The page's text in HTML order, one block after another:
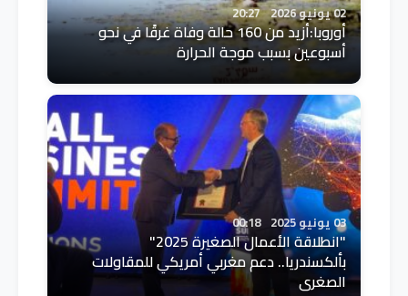
02 يونيو 2026 20:27
أوروبا:أزيد من 160 حالة وفاة غرقًا في نحو
أسبوعين بسبب موجة الحرارة
03 يونيو 2025 00:18
"انطلاقة الأعمال الصغيرة 2025"
بألكسندريا.. دعم مغربي أمريكي للمقاولات
الصغرى